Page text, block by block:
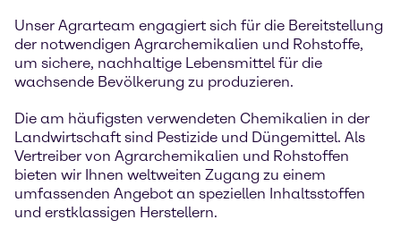
Unser Agrarteam engagiert sich für die Bereitstellung
der notwendigen Agrarchemikalien und Rohstoffe,
um sichere, nachhaltige Lebensmittel für die
wachsende Bevölkerung zu produzieren.
Die am häufigsten verwendeten Chemikalien in der
Landwirtschaft sind Pestizide und Düngemittel. Als
Vertreiber von Agrarchemikalien und Rohstoffen
bieten wir Ihnen weltweiten Zugang zu einem
umfassenden Angebot an speziellen Inhaltsstoffen
und erstklassigen Herstellern.